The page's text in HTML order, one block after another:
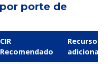
porte de
CIR
Recomendado
Recursos
adicionais